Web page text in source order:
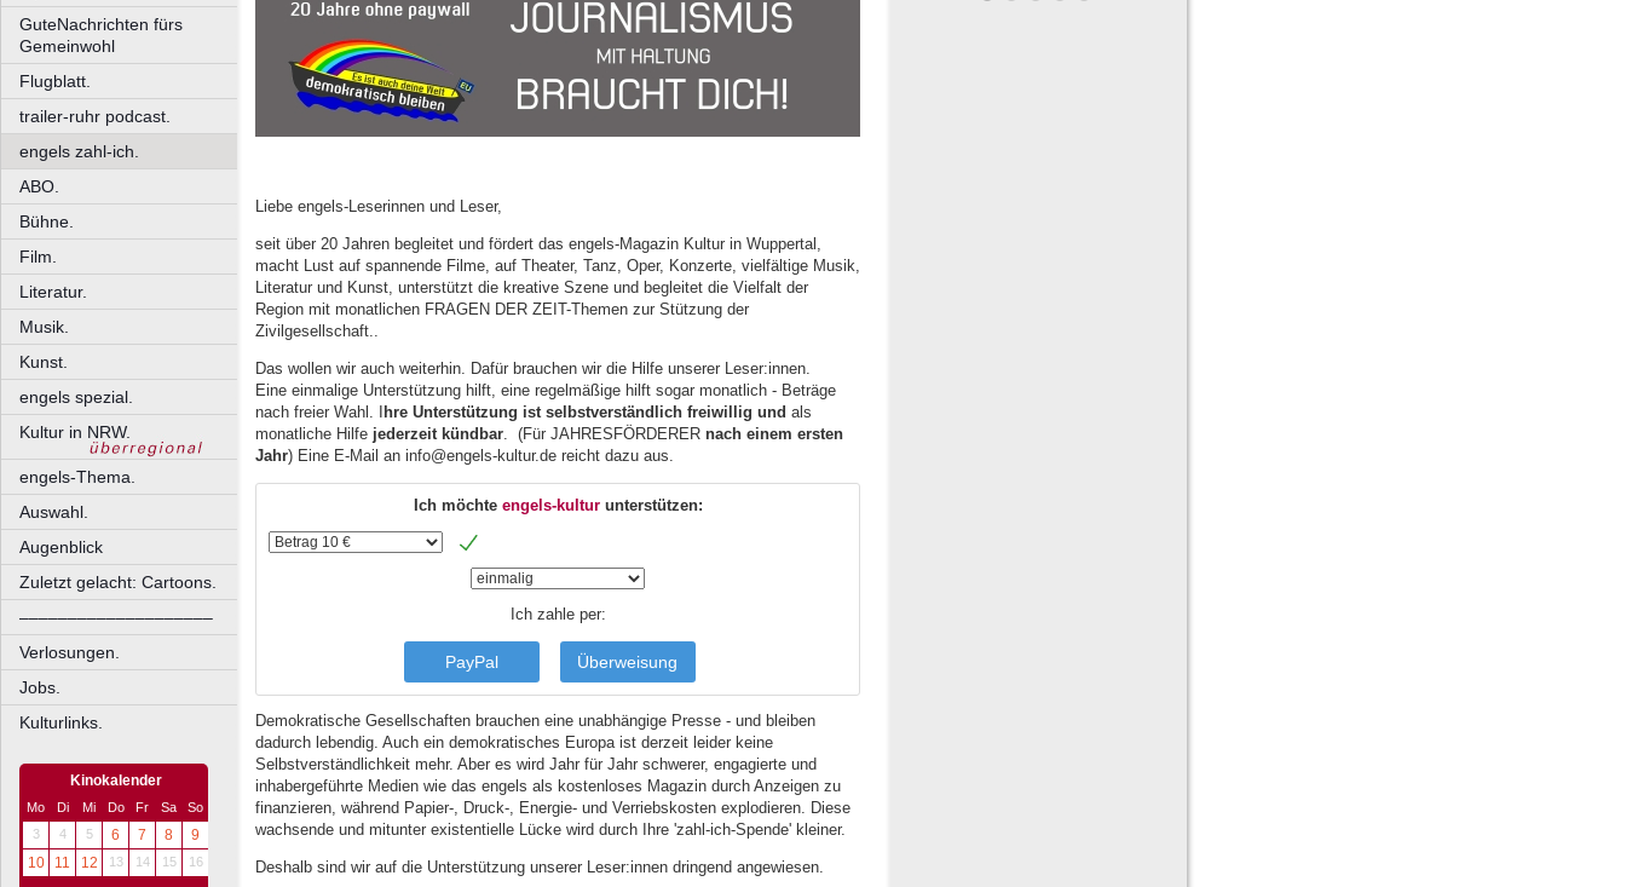
GuteNachrichten fürs
Gemeinwohl
Flugblatt.
trailer-ruhr podcast.
engels zahl-ich.
ABO.
Bühne.
Film.
Literatur.
Musik.
Kunst.
engels spezial.
Kultur in NRW.
engels-Thema.
Auswahl.
Augenblick
Zuletzt gelacht: Cartoons.
––––––––––––––––––––
Verlosungen.
Jobs.
Kulturlinks.
Kinokalender
Mo Di Mi Do Fr Sa
So
3
4 5 6 7 8
9
10
11 12 13 14 15 16
Liebe engels-Leserinnen und Leser,
seit über 20 Jahren begleitet und fördert das engels-Magazin Kultur in Wuppertal,
macht Lust auf spannende Filme, auf Theater, Tanz, Oper, Konzerte, vielfältige Musik,
Literatur und Kunst, unterstützt die kreative Szene und begleitet die Vielfalt der
Region mit monatlichen FRAGEN DER ZEIT-Themen zur Stützung der
Zivilgesellschaft..
Das wollen wir auch weiterhin. Dafür brauchen wir die Hilfe unserer Leser:innen.
Eine einmalige Unterstützung hilft, eine regelmäßige hilft sogar monatlich - Beträge
nach freier Wahl. I
hre Unterstützung ist selbstverständlich freiwillig und als
monatliche Hilfe jederzeit kündbar. (Für JAHRESFÖRDERER nach einem ersten
Jahr) Eine E-Mail an info@engels-kultur.de reicht dazu aus.
Ich möchte engels-kulturunterstützen:
Ich zahle per:
PayPal Überweisung
Demokratische Gesellschaften brauchen eine unabhängige Presse - und bleiben
dadurch lebendig. Auch ein demokratisches Europa ist derzeit leider keine
Selbstverständlichkeit mehr. Aber es wird Jahr für Jahr schwerer, engagierte und
inhabergeführte Medien wie das engels als kostenloses Magazin durch Anzeigen zu
finanzieren, während Papier-, Druck-, Energie- und Verriebskosten explodieren. Diese
wachsende und mitunter existentielle Lücke wird durch Ihre 'zahl-ich-Spende' kleiner.
Deshalb sind wir auf die Unterstützung unserer Leser:innen dringend angewiesen.